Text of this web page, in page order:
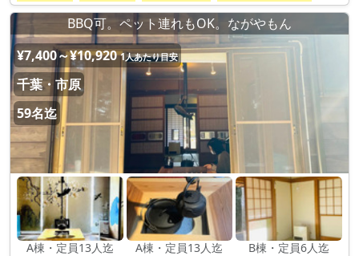
BBQ可。ペット連れもOK。ながやもん
¥7,400～¥10,920 1人あたり目安
千葉・市原
59名迄
A棟・定員13人迄 A棟・定員13人迄 B棟・定員6人迄